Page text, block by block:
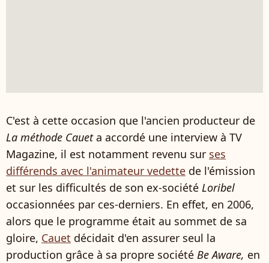
C'est à cette occasion que l'ancien producteur de
La méthode Caueta accordé une interview à TV
Magazine, il est notamment revenu sur ses
différends avec l'animateur vedette de l'émission
et sur les difficultés de son ex-société Loribel
occasionnées par ces-derniers. En effet, en 2006,
alors que le programme était au sommet de sa
gloire, Cauet décidait d'en assurer seul la
production grâce à sa propre société Be Aware, en